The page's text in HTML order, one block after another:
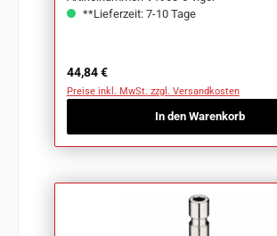
**Lieferzeit: 7-10 Tage
Regulärer Preis:
44,84 €
Preise inkl. MwSt. zzgl. Versandkosten
In den Warenkorb